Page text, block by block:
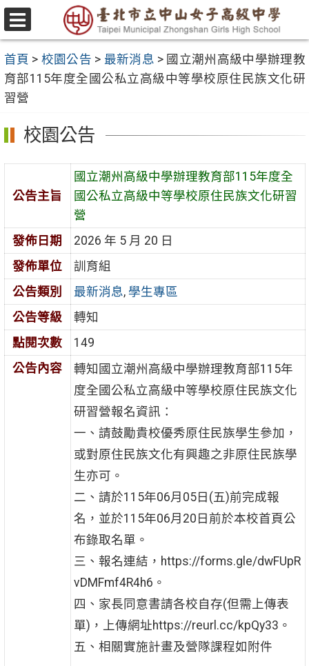
跳
至
要
內
容
區
選
單
首頁 > 校園公告 > 最新消息 > 國立潮州高級中學辦理教
育部115年度全國公私立高級中等學校原住民族文化研
習營
校園公告
公告主旨
國立潮州高級中學辦理教育部115年度全
國公私立高級中等學校原住民族文化研習
營
發佈日期
2026 年 5 月 20 日
發佈單位
訓育組
公告類別
最新消息, 學生專區
公告等級
轉知
點閱次數
149
公告內容
轉知國立潮州高級中學辦理教育部115年
度全國公私立高級中等學校原住民族文化
研習營報名資訊：
一、請鼓勵貴校優秀原住民族學生參加，
或對原住民族文化有興趣之非原住民族學
生亦可。
二、請於115年06月05日(五)前完成報
名，並於115年06月20日前於本校首頁公
布錄取名單。
三、報名連結，https://forms.gle/dwFUpR
vDMFmf4R4h6。
四、家長同意書請各校自存(但需上傳表
單)，上傳網址https://reurl.cc/kpQy33。
五、相關實施計畫及營隊課程如附件